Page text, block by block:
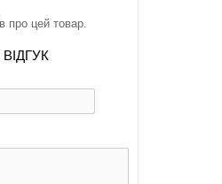
про цей товар.